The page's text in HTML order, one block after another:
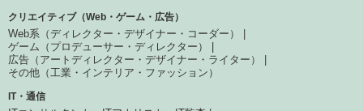
クリエイティブ（Web・ゲーム・広告）
Web系（ディレクター・デザイナー・コーダー）
ゲーム（プロデューサー・ディレクター）
広告（アートディレクター・デザイナー・ライター）
その他（工業・インテリア・ファッション）
IT・通信